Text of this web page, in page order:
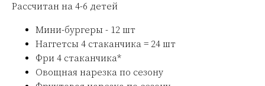
Рассчитан на 4-6 детей
Мини-бургеры - 12 шт
Наггетсы 4 стаканчика = 24 шт
Фри 4 стаканчика*
Овощная нарезка по сезону